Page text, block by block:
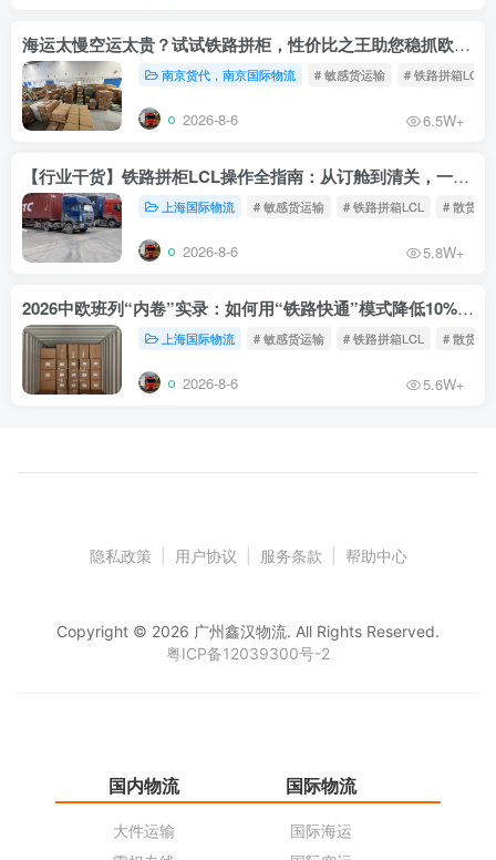
海运太慢空运太贵？试试铁路拼柜，性价比之王助您稳抓欧洲市场
南京货代，南京国际物流 # 敏感货运输 # 铁路拼箱LCL
2026-8-6 6.5W+
【行业干货】铁路拼柜LCL操作全指南：从订舱到清关，一文读懂
上海国际物流 # 敏感货运输 # 铁路拼箱LCL # 散货铁
2026-8-6 5.8W+
2026中欧班列“内卷”实录：如何用“铁路快通”模式降低10%物流成本？
上海国际物流 # 敏感货运输 # 铁路拼箱LCL # 散货铁
2026-8-6 5.6W+
隐私政策 用户协议 服务条款 帮助中心
Copyright © 2026 广州鑫汉物流. All Rights Reserved.
粤ICP备12039300号-2
国内物流
大件运输
国际物流
国际海运